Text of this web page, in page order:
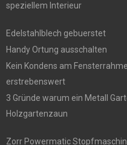
speziellem Interieur
Edelstahlblech gebuerstet
Handy Ortung ausschalten
Kein Kondens am
erstrebenswert
3 Gründe warum ein Metall
Holzgartenzaun
Zorr Powermatic